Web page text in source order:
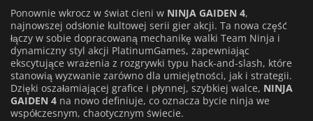
188.75zł
Ponownie wkrocz w świat cieni w NINJA GAIDEN 4,
najnowszej odsłonie kultowej serii gier akcji. Ta nowa część
łączy w sobie dopracowaną mechanikę walki Team Ninja i
dynamiczny styl akcji PlatinumGames, zapewniając
ekscytujące wrażenia z rozgrywki typu hack-and-slash, które
stanowią wyzwanie zarówno dla umiejętności, jak i strategii.
Dzięki oszałamiającej grafice i płynnej, szybkiej walce, NINJA
GAIDEN 4 na nowo definiuje, co oznacza bycie ninja we
współczesnym, chaotycznym świecie.